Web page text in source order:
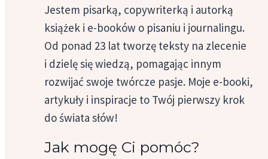
Jestem pisarką, copywriterką i autorką
książek i e-booków o pisaniu i journalingu.
Od ponad 23 lat tworzę teksty na zlecenie
i dzielę się wiedzą, pomagając innym
rozwijać swoje twórcze pasje. Moje e-booki,
artykuły i inspiracje to Twój pierwszy krok
do świata słów!
Jak mogę Ci pomóc?